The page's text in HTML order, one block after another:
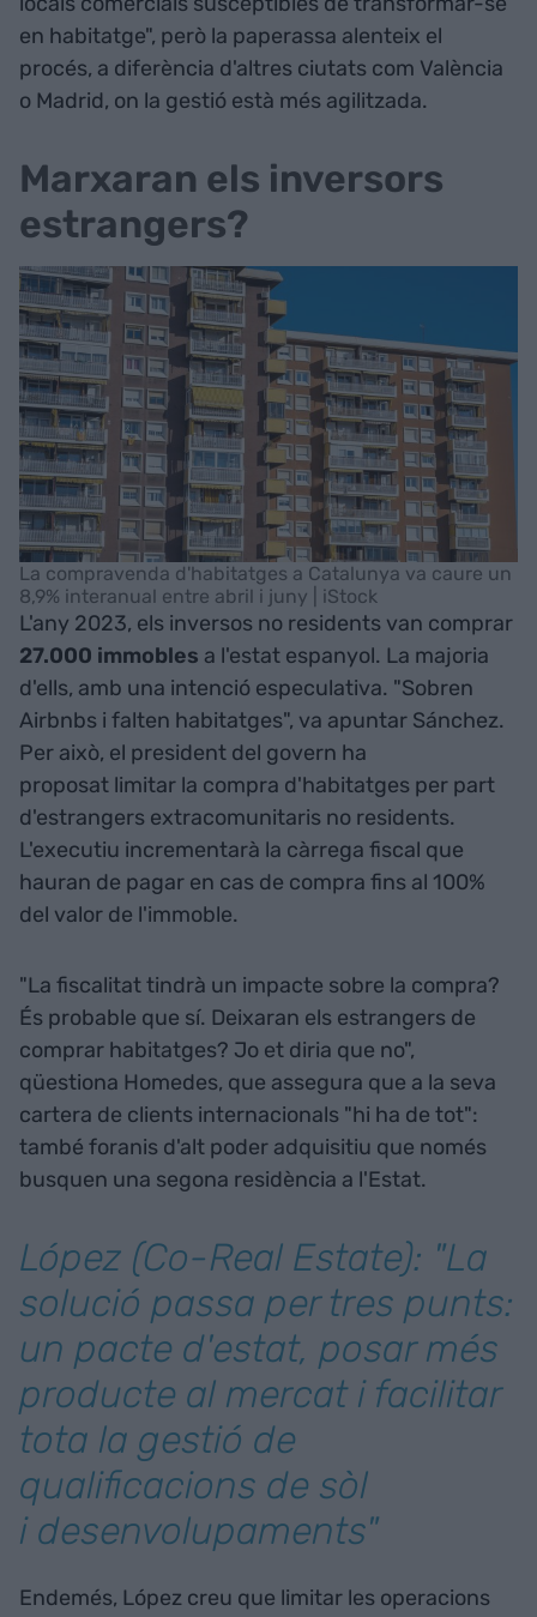
en habitatge", però la paperassa alenteix el
procés, a diferència d'altres ciutats com València
o Madrid, on la gestió està més agilitzada.
Marxaran els inversors
estrangers?
La compravenda d'habitatges a Catalunya va caure un
8,9% interanual entre abril i juny | iStock
L'any 2023, els inversos no residents van comprar
27.000 immobles a l'estat espanyol. La majoria
d'ells, amb una intenció especulativa. "Sobren
Airbnbs i falten habitatges", va apuntar Sánchez.
Per això, el president del govern ha
proposat limitar la compra d'habitatges per part
d'estrangers extracomunitaris no residents.
L'executiu incrementarà la càrrega fiscal que
hauran de pagar en cas de compra fins al 100%
del valor de l'immoble.
"La fiscalitat tindrà un impacte sobre la compra?
És probable que sí. Deixaran els estrangers de
comprar habitatges? Jo et diria que no",
qüestiona Homedes, que assegura que a la seva
cartera de clients internacionals "hi ha de tot":
també foranis d'alt poder adquisitiu que només
busquen una segona residència a l'Estat.
López (Co-Real Estate): "La
solució passa per tres punts:
un pacte d'estat, posar més
producte al mercat i facilitar
tota la gestió de
qualificacions de sòl
i desenvolupaments"
Endemés, López creu que limitar les operacions